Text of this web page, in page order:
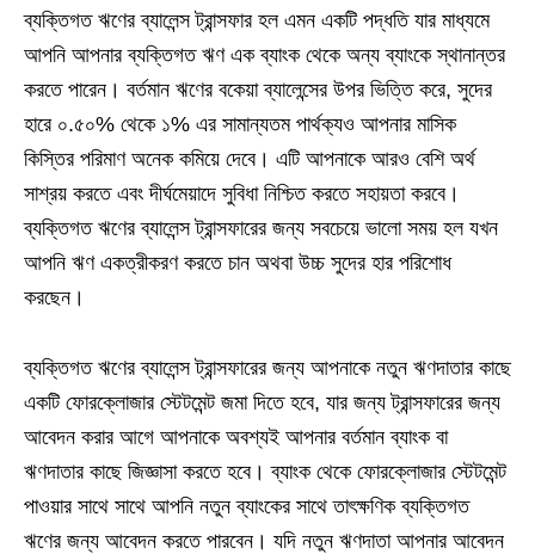
ব্যক্তিগত ঋণের ব্যালেন্স ট্রান্সফার হল এমন একটি পদ্ধতি যার মাধ্যমে
আপনি আপনার ব্যক্তিগত ঋণ এক ব্যাংক থেকে অন্য ব্যাংকে স্থানান্তর
করতে পারেন। বর্তমান ঋণের বকেয়া ব্যালেন্সের উপর ভিত্তি করে, সুদের
হারে ০.৫০% থেকে ১% এর সামান্যতম পার্থক্যও আপনার মাসিক
কিস্তির পরিমাণ অনেক কমিয়ে দেবে। এটি আপনাকে আরও বেশি অর্থ
সাশ্রয় করতে এবং দীর্ঘমেয়াদে সুবিধা নিশ্চিত করতে সহায়তা করবে।
ব্যক্তিগত ঋণের ব্যালেন্স ট্রান্সফারের জন্য সবচেয়ে ভালো সময় হল যখন
আপনি ঋণ একত্রীকরণ করতে চান অথবা উচ্চ সুদের হার পরিশোধ
করছেন।
ব্যক্তিগত ঋণের ব্যালেন্স ট্রান্সফারের জন্য আপনাকে নতুন ঋণদাতার কাছে
একটি ফোরক্লোজার স্টেটমেন্ট জমা দিতে হবে, যার জন্য ট্রান্সফারের জন্য
আবেদন করার আগে আপনাকে অবশ্যই আপনার বর্তমান ব্যাংক বা
ঋণদাতার কাছে জিজ্ঞাসা করতে হবে। ব্যাংক থেকে ফোরক্লোজার স্টেটমেন্ট
পাওয়ার সাথে সাথে আপনি নতুন ব্যাংকের সাথে তাৎক্ষণিক ব্যক্তিগত
ঋণের জন্য আবেদন করতে পারবেন। যদি নতুন ঋণদাতা আপনার আবেদন